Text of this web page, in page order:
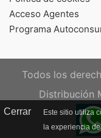
Cerrar
Este sitio utiliza
la experiencia
Acceso Agentes
Programa
Todos los
Distribución